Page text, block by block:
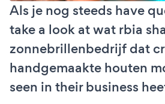
Als je nog steeds have
take a look at wat rbia
zonnebrillenbedrijf dat
handgemaakte houten
seen in their business